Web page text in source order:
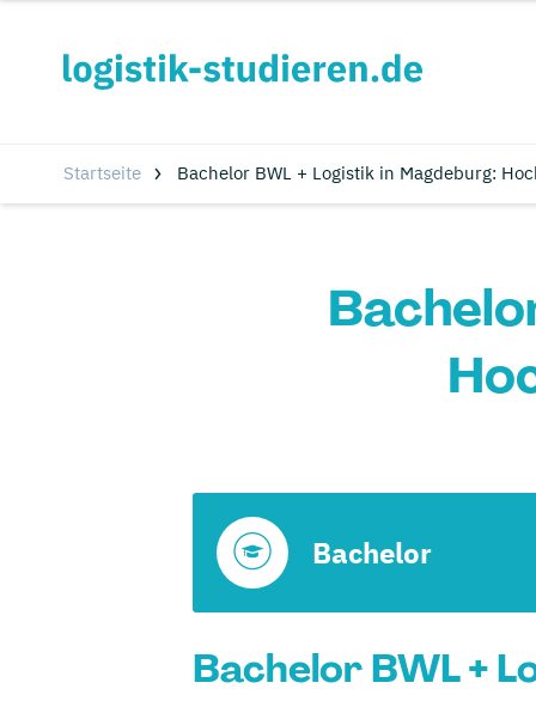
Startseite Bachelor BWL + Logistik in Magdeburg:
Bachelor
Bachelor BWL +